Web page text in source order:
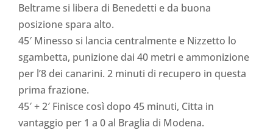
Beltrame si libera di Benedetti e da buona
posizione spara alto.
45′ Minesso si lancia centralmente e Nizzetto lo
sgambetta, punizione dai 40 metri e ammonizione
per l’8 dei canarini. 2 minuti di recupero in questa
prima frazione.
45′ + 2′ Finisce così dopo 45 minuti, Citta in
vantaggio per 1 a 0 al Braglia di Modena.